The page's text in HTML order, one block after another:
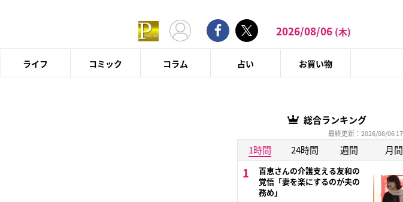
2026/08/06 (木)
ライフ コミック コラム 占い お買い物
総合ランキング
最終更新：2026/08/06
1時間 24時間 週間 月間
百恵さんの介護支える友和の
覚悟「妻を楽にするのが夫の
務め」